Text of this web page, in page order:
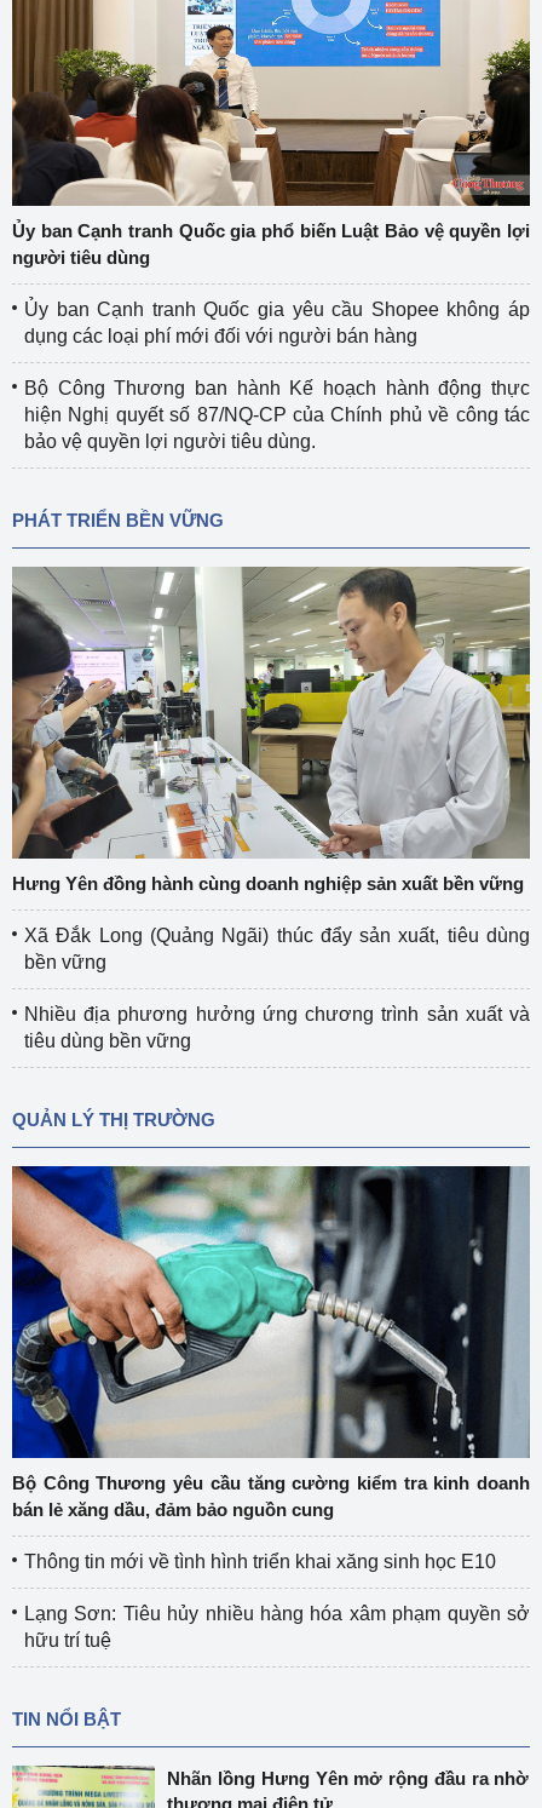
Ủy ban Cạnh tranh Quốc gia phổ biến Luật Bảo vệ quyền lợi
người tiêu dùng
Ủy ban Cạnh tranh Quốc gia yêu cầu Shopee không áp
dụng các loại phí mới đối với người bán hàng
Bộ Công Thương ban hành Kế hoạch hành động thực
hiện Nghị quyết số 87/NQ-CP của Chính phủ về công tác
bảo vệ quyền lợi người tiêu dùng.
PHÁT TRIỂN BỀN VỮNG
Hưng Yên đồng hành cùng doanh nghiệp sản xuất bền vững
Xã Đắk Long (Quảng Ngãi) thúc đẩy sản xuất, tiêu dùng
bền vững
Nhiều địa phương hưởng ứng chương trình sản xuất và
tiêu dùng bền vững
QUẢN LÝ THỊ TRƯỜNG
Bộ Công Thương yêu cầu tăng cường kiểm tra kinh doanh
bán lẻ xăng dầu, đảm bảo nguồn cung
Thông tin mới về tình hình triển khai xăng sinh học E10
Lạng Sơn: Tiêu hủy nhiều hàng hóa xâm phạm quyền sở
hữu trí tuệ
TIN NỔI BẬT
Nhãn lồng Hưng Yên mở rộng đầu ra nhờ
thương mại điện tử